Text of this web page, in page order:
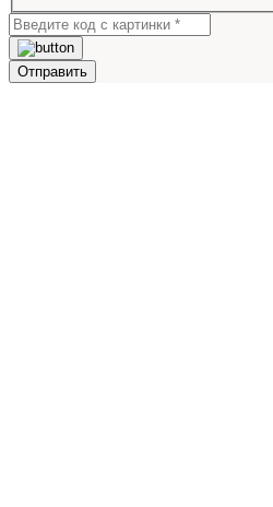
Отправить